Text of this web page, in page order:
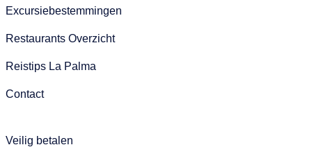
Excursiebestemmingen
Restaurants Overzicht
Reistips La Palma
Contact
Veilig betalen